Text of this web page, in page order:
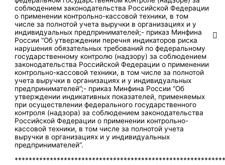
соблюдением законодательства Российской Федерации
о применении контрольно-кассовой техники, в том
числе за полнотой учета выручки в организациях и у
индивидуальных предпринимателей;- приказ Минфина
России “Об утверждении перечня индикаторов риска
нарушения обязательных требований по федеральному
государственному контролю (надзору) за соблюдением
законодательства Российской Федерации о применении
контрольно-кассовой техники, в том числе за полнотой
учета выручки в организациях и у индивидуальных
предпринимателей”;- приказ Минфина России “Об
утверждении индикативных показателей, применяемых
при осуществлении федерального государственного
контроля (надзора) за соблюдением законодательства
Российской Федерации о применении контрольно-
кассовой техники, в том числе за полнотой учета
выручки в организациях и у индивидуальных
предпринимателей”.